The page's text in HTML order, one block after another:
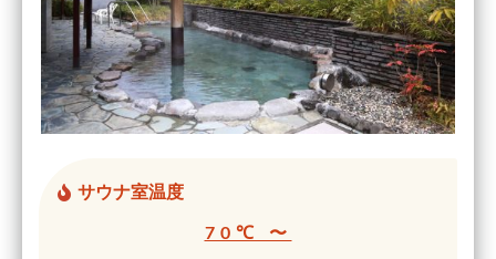
サウナ室温度
70℃ 〜